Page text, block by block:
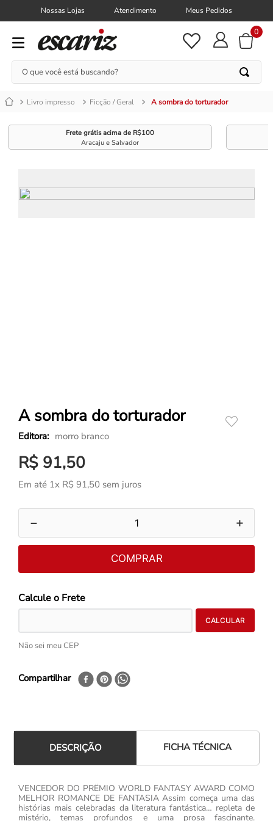
Nossas Lojas Atendimento Meus Pedidos
0
O que você está buscando?
Livro impresso Ficção / Geral A sombra do torturador
Frete grátis acima de R$100
Aracaju e Salvador
A sombra do torturador
morro branco
R$ 91,50
Em até 1x R$ 91,50 sem juros
＋
－
COMPRAR
Não sei meu CEP
Compartilhar
DESCRIÇÃO FICHA TÉCNICA
VENCEDOR DO PRÊMIO WORLD FANTASY AWARD COMO
MELHOR ROMANCE DE FANTASIA Assim começa uma das
histórias mais celebradas da literatura fantástica… repleta de
mistério, temas profundos e uma prosa fascinante.